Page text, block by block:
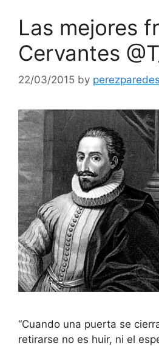
Las mejores
Cervantes
22/03/2015 by perezparedes
“Cuando una puerta se
retirarse no es huir, ni el